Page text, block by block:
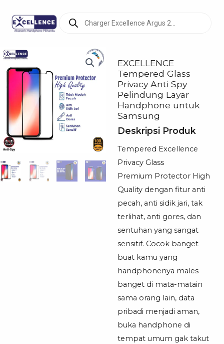
search
EXCELLENCE
Tempered Glass
Privacy Anti Spy
Pelindung Layar
Handphone untuk
Samsung
Deskripsi Produk
Tempered Excellence
Privacy Glass
Premium Protector High
Quality dengan fitur anti
pecah, anti sidik jari, tak
terlihat, anti gores, dan
sentuhan yang sangat
sensitif. Cocok banget
buat kamu yang
handphonenya males
banget di mata-matain
sama orang lain, data
pribadi menjadi aman,
buka handphone di
tempat umum gak takut